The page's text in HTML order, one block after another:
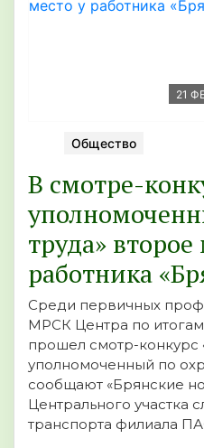
21
Общество
В смотре-
труда» второе
работника
Среди первичных
МРСК Центра по итогам
прошел смотр-конкурс
уполномоченный по
сообщают «Брянские
Центрального участка
транспорта филиала